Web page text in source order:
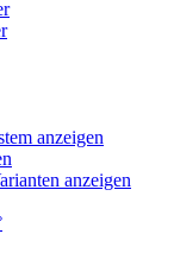
anzeigen
anzeigen